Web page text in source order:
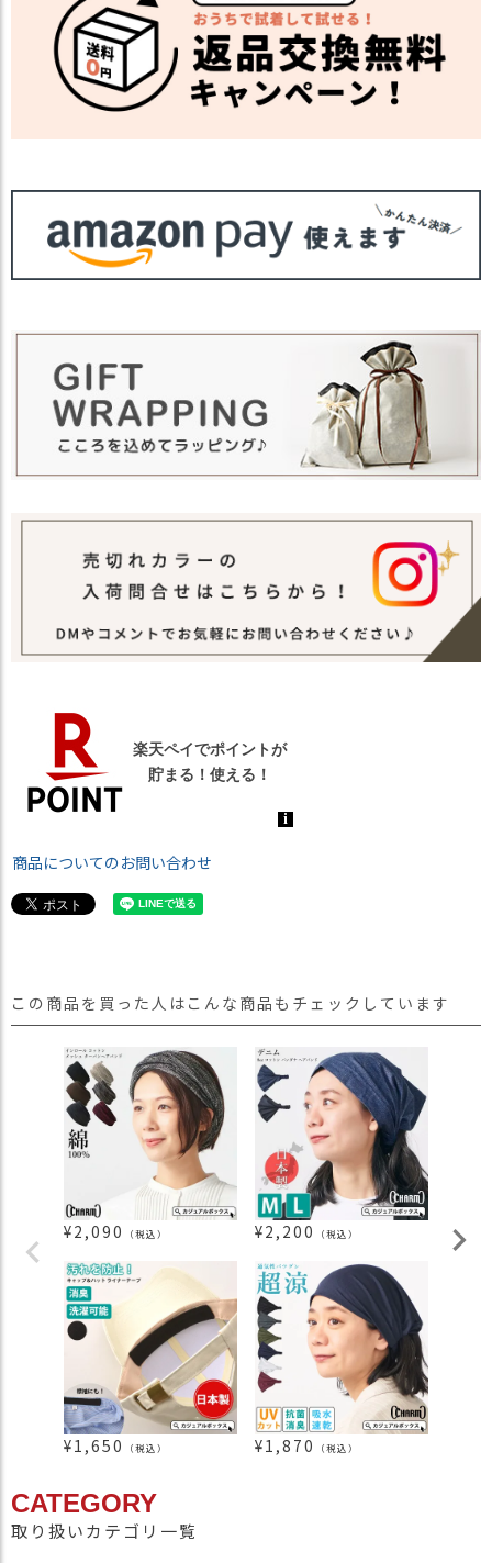
商品についてのお問い合わせ
この商品を買った人はこんな商品もチェックしています
¥2,090 （税込） ¥2,200 （税込） ¥
¥1,650 （税込） ¥1,870 （税込）
CATEGORY
取り扱いカテゴリ一覧